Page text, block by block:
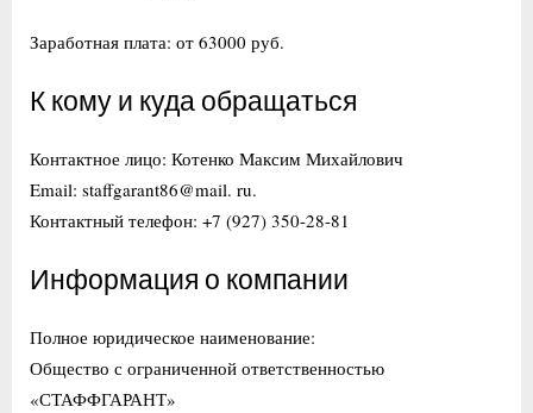
Заработная плата: от 63000 руб.
К кому и куда обращаться
Контактное лицо: Котенко Максим Михайлович
Email: staffgarant86@mail. ru.
Контактный телефон: +7 (927) 350-28-81
Информация о компании
Полное юридическое наименование:
Общество с ограниченной ответственностью
«СТАФФГАРАНТ»